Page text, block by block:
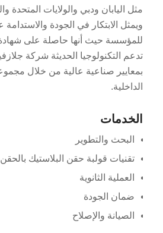
مثل اليابان ودبي والولايات المتحدة
ويمثل الابتكار في الجودة
تدعم التكنولوجيا الحديثة شركة
بمعايير صناعية عالية من خلال
الداخلية.
الخدمات
البحث والتطوير
تقنيات قولبة حقن البلاستيك بالحقن
العملية الثانوية
ضمان الجودة
الصيانة والإصلاح